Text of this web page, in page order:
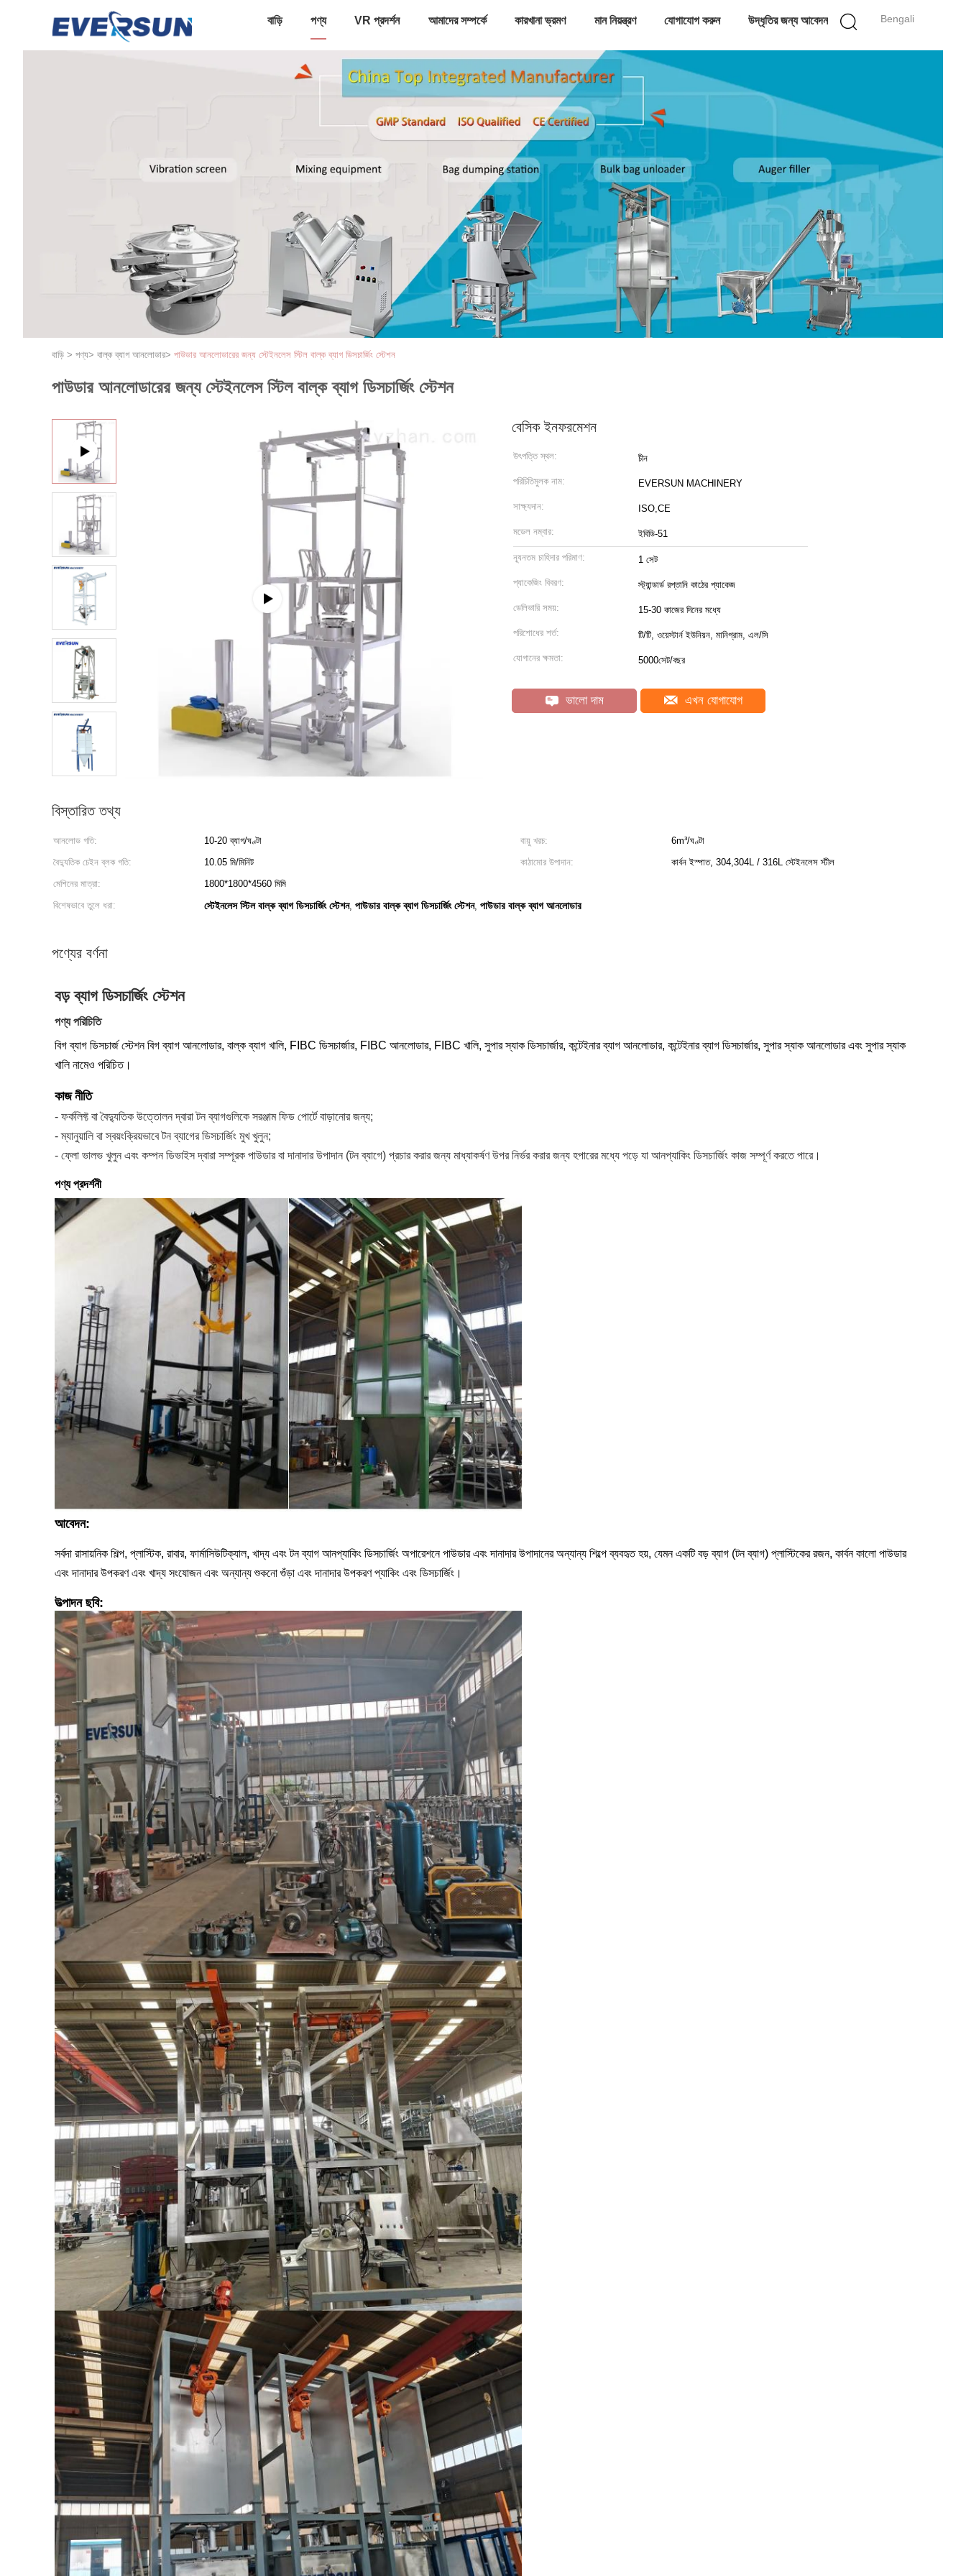
Bengali
বাড়ি পণ্য VR প্রদর্শন আমাদের সম্পর্কে কারখানা ভ্রমণ মান নিয়ন্ত্রণ যোগাযোগ করুন উদ্ধৃতির জন্য আবেদন
বাড়ি > পণ্য> বাল্ক ব্যাগ আনলোডার> পাউডার আনলোডারের জন্য স্টেইনলেস স্টিল বাল্ক ব্যাগ ডিসচার্জিং স্টেশন
পাউডার আনলোডারের জন্য স্টেইনলেস স্টিল বাল্ক ব্যাগ ডিসচার্জিং স্টেশন
বেসিক ইনফরমেশন
উৎপত্তি স্থল: চীন
পরিচিতিমুলক নাম: EVERSUN MACHINERY
সাক্ষ্যদান: ISO,CE
মডেল নম্বার: ইবিডি-51
ন্যূনতম চাহিদার পরিমাণ: 1 সেট
প্যাকেজিং বিবরণ: স্ট্যান্ডার্ড রপ্তানি কাঠের প্যাকেজ
ডেলিভারি সময়: 15-30 কাজের দিনের মধ্যে
পরিশোধের শর্ত: টি/টি, ওয়েস্টার্ন ইউনিয়ন, মানিগ্রাম, এল/সি
যোগানের ক্ষমতা: 5000সেট/বছর
ভালো দাম এখন যোগাযোগ
বিস্তারিত তথ্য
আনলোড গতি: 10-20 ব্যাগ/ঘণ্টা বায়ু খরচ:
6m³/ঘণ্টা
বৈদ্যুতিক চেইন ব্লক গতি:
10.05 মি/মিনিট কাঠামোর উপাদান:
কার্বন ইস্পাত, 304,304L / 316L স্টেইনলেস স্টীল
মেশিনের মাত্রা:
1800*1800*4560 মিমি
বিশেষভাবে তুলে ধরা:
স্টেইনলেস স্টিল বাল্ক ব্যাগ ডিসচার্জিং স্টেশন, পাউডার বাল্ক ব্যাগ ডিসচার্জিং স্টেশন, পাউডার বাল্ক ব্যাগ আনলোডার
পণ্যের বর্ণনা
বড় ব্যাগ ডিসচার্জিং স্টেশন
পণ্য পরিচিতি
বিগ ব্যাগ ডিসচার্জ স্টেশন বিগ ব্যাগ আনলোডার, বাল্ক ব্যাগ খালি, FIBC ডিসচার্জার, FIBC আনলোডার, FIBC খালি, সুপার স্যাক ডিসচার্জার, কন্টেইনার ব্যাগ আনলোডার, কন্টেইনার ব্যাগ ডিসচার্জার, সুপার স্যাক আনলোডার এবং সুপার স্যাক
খালি নামেও পরিচিত।
কাজ নীতি
- ফর্কলিফ্ট বা বৈদ্যুতিক উত্তোলন দ্বারা টন ব্যাগগুলিকে সরঞ্জাম ফিড পোর্টে বাড়ানোর জন্য;
- ম্যানুয়ালি বা স্বয়ংক্রিয়ভাবে টন ব্যাগের ডিসচার্জিং মুখ খুলুন;
- ফ্লো ভালভ খুলুন এবং কম্পন ডিভাইস দ্বারা সম্পূরক পাউডার বা দানাদার উপাদান (টন ব্যাগে) প্রচার করার জন্য মাধ্যাকর্ষণ উপর নির্ভর করার জন্য হপারের মধ্যে পড়ে যা আনপ্যাকিং ডিসচার্জিং কাজ সম্পূর্ণ করতে পারে।
পণ্য প্রদর্শনী
আবেদন:
সর্বদা রাসায়নিক শিল্প, প্লাস্টিক, রাবার, ফার্মাসিউটিক্যাল, খাদ্য এবং টন ব্যাগ আনপ্যাকিং ডিসচার্জিং অপারেশনে পাউডার এবং দানাদার উপাদানের অন্যান্য শিল্পে ব্যবহৃত হয়, যেমন একটি বড় ব্যাগ (টন ব্যাগ) প্লাস্টিকের রজন, কার্বন কালো পাউডার
এবং দানাদার উপকরণ এবং খাদ্য সংযোজন এবং অন্যান্য শুকনো গুঁড়া এবং দানাদার উপকরণ প্যাকিং এবং ডিসচার্জিং।
উত্পাদন ছবি: